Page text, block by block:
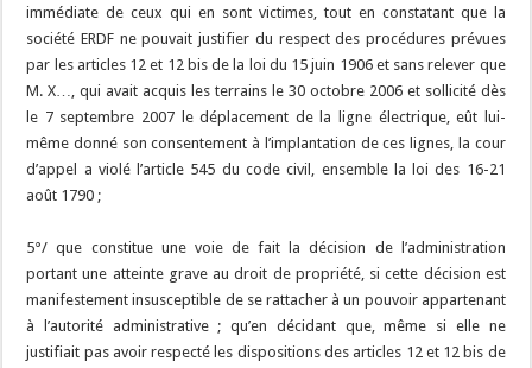
immédiate de ceux qui en sont victimes, tout en constatant que la
société ERDF ne pouvait justifier du respect des procédures prévues
par les articles 12 et 12 bis de la loi du 15 juin 1906 et sans relever que
M. X…, qui avait acquis les terrains le 30 octobre 2006 et sollicité dès
le 7 septembre 2007 le déplacement de la ligne électrique, eût lui-
même donné son consentement à l’implantation de ces lignes, la cour
d’appel a violé l’article 545 du code civil, ensemble la loi des 16-21
août 1790 ;
5°/ que constitue une voie de fait la décision de l’administration
portant une atteinte grave au droit de propriété, si cette décision est
manifestement insusceptible de se rattacher à un pouvoir appartenant
à l’autorité administrative ; qu’en décidant que, même si elle ne
justifiait pas avoir respecté les dispositions des articles 12 et 12 bis de